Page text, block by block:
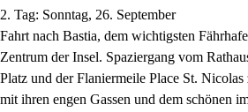
2. Tag: Sonntag, 26. September
Fahrt nach Bastia, dem wichtigsten
Zentrum der Insel. Spaziergang vom
Platz und der Flaniermeile Place St.
mit ihren engen Gassen und dem schönen